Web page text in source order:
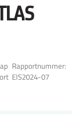
Rapportnummer:
EIS2024-07